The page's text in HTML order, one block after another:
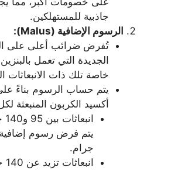
جاذبية للمستهلكين.
الرسوم الإضافية (Malus):
تُفرض ضرائب أعلى على
الجديدة التي تعمل
خاصة تلك ذات الانبعاثات
يتم حساب الرسوم بناءً
أكسيد الكربون المنبعثة
يتم فرض رسوم
جرام.